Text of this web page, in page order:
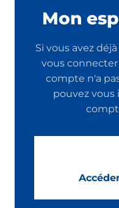
Mon
Si vous avez
vous connecter
compte n'a
pouvez vous